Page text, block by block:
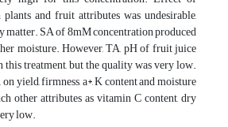
and fruit attributes was undesirable,
matter. SA of 8mM concentration produced
moisture. However, TA, pH of fruit juice
treatment, but the quality was very low.
yield, firmness, a*, K content and moisture
other attributes as vitamin C content, dry
low.